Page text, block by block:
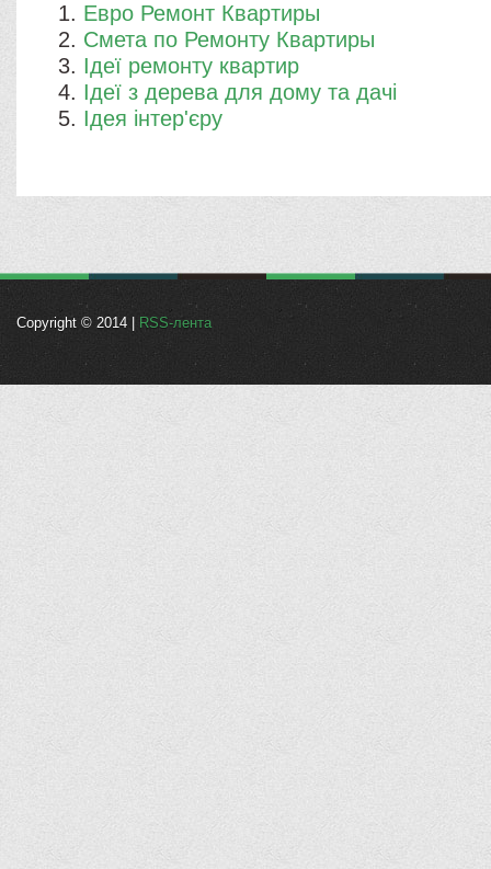
Евро Ремонт Квартиры
Смета по Ремонту Квартиры
Ідеї ​​ремонту квартир
Ідеї ​​з дерева для дому та дачі
Ідея інтер'єру
Copyright © 2014 | RSS-лента